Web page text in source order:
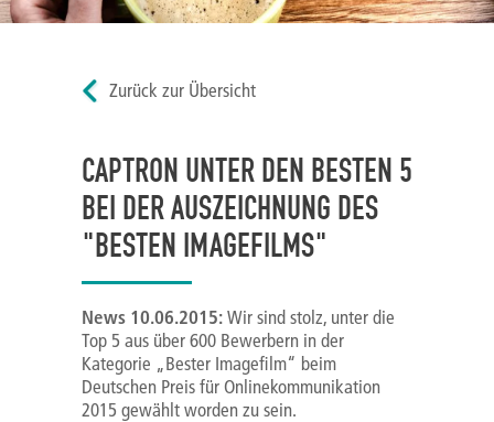
Zurück zur Übersicht
CAPTRON UNTER DEN BESTEN 5
BEI DER AUSZEICHNUNG DES
"BESTEN IMAGEFILMS"
News 10.06.2015:Wir sind stolz, unter die
Top 5 aus über 600 Bewerbern in der
Kategorie „Bester Imagefilm“ beim
Deutschen Preis für Onlinekommunikation
2015 gewählt worden zu sein.